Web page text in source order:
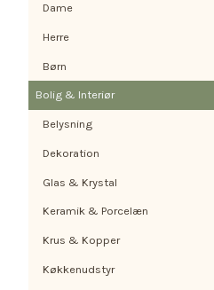
Dame
Herre
Børn
Bolig & Interiør
Belysning
Dekoration
Glas & Krystal
Keramik & Porcelæn
Krus & Kopper
Køkkenudstyr